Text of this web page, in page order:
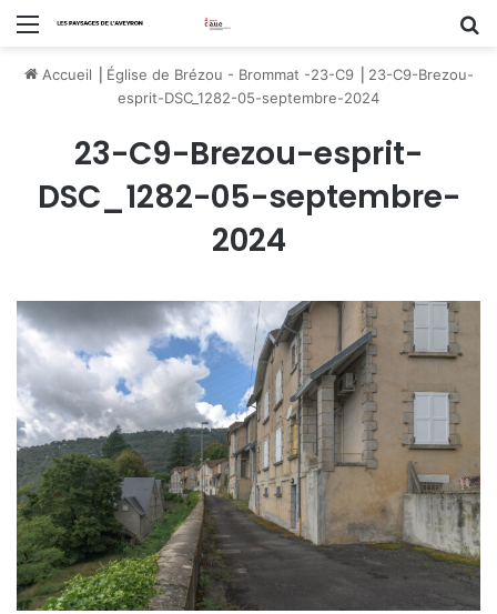
Menu
Accueil Église de Brézou - Brommat -23-C9
23-C9-Brezou-
esprit-DSC_1282-05-septembre-2024
23-C9-Brezou-esprit-
DSC_1282-05-septembre-
2024